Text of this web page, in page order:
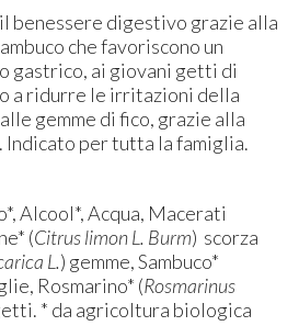
benessere digestivo grazie alla
che favoriscono un
gastrico, ai giovani getti di
a ridurre le irritazioni della
gemme di fico, grazie alla
Indicato per tutta la famiglia.
Alcool*, Acqua, Macerati
(Citrus limon L. Burm) scorza
L.) gemme, Sambuco*
Rosmarino* (Rosmarinus
* da agricoltura biologica